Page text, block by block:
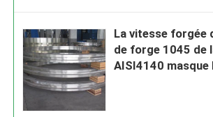
La vitesse forgée
de forge 1045 de
AISI4140 masque